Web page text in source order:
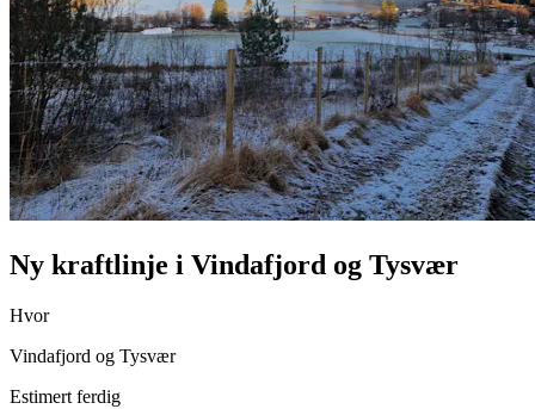
Ny kraftlinje i Vindafjord og Tysvær
Hvor
Vindafjord og Tysvær
Estimert ferdig